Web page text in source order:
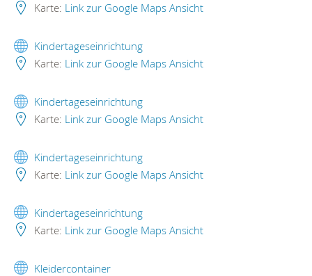
Karte: Link zur Google Maps Ansicht
Kindertageseinrichtung
Karte: Link zur Google Maps Ansicht
Kindertageseinrichtung
Karte: Link zur Google Maps Ansicht
Kindertageseinrichtung
Karte: Link zur Google Maps Ansicht
Kindertageseinrichtung
Karte: Link zur Google Maps Ansicht
Kleidercontainer